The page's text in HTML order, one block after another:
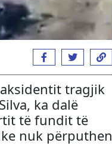
tragjik
ka dalë
të fundit të
nuk përputhen